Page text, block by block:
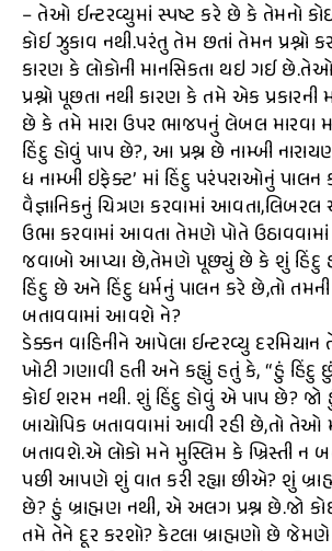
– તેઓ ઈન્ટરવ્યુમાં સ્પષ્ટ કરે છે કે તેમનો
કોઈ ઝુકાવ નથી.પરંતુ તેમ છતાં તેમન પ્રશ્નો
કારણ કે લોકોની માનસિકતા થઇ ગઈ
પ્રશ્નો પૂછતા નથી કારણ કે તમે એક પ્રકારની
છે કે તમે મારા ઉપર ભાજપનું લેબલ મારવા
હિંદુ હોવું પાપ છે?, આ પ્રશ્ન છે નામ્બી
ધ નામ્બી ઇફેક્ટ’ માં હિંદુ પરંપરાઓનું પાલન
વૈજ્ઞાનિકનું ચિત્રણ કરવામાં આવતા,લિબરલ
ઉભા કરવામાં આવતા તેમણે પોતે ઉઠાવવામાં
જવાબો આપ્યા છે,તેમણે પૂછ્યું છે કે શું હિંદુ
હિંદુ છે અને હિંદુ ધર્મનું પાલન કરે છે,તો
બતાવવામાં આવશે ને?
ડેક્કન વાહિનીને આપેલા ઈન્ટરવ્યુ દરમિયાન
ખોટી ગણાવી હતી અને કહ્યું હતું કે, “હું હિંદુ
કોઈ શરમ નથી. શું હિંદુ હોવું એ પાપ છે? જો
બાયોપિક બતાવવામાં આવી રહી છે,તો તેઓ
બતાવશે.એ લોકો મને મુસ્લિમ કે ખ્રિસ્તી ન
પછી આપણે શું વાત કરી રહ્યા છીએ? શું
છે? હું બ્રાહ્મણ નથી, એ અલગ પ્રશ્ન છે.જો
તમે તેને દૂર કરશો? કેટલા બ્રાહ્મણો છે